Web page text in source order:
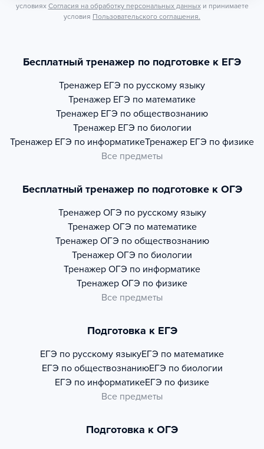
условиях Согласия на обработку персональных данных и принимаете
условия Пользовательского соглашения.
Бесплатный тренажер по подготовке к ЕГЭ
Тренажер ЕГЭ по русскому языку
Тренажер ЕГЭ по математике
Тренажер ЕГЭ по обществознанию
Тренажер ЕГЭ по биологии
Тренажер ЕГЭ по информатикеТренажер ЕГЭ по физике
Все предметы
Бесплатный тренажер по подготовке к ОГЭ
Тренажер ОГЭ по русскому языку
Тренажер ОГЭ по математике
Тренажер ОГЭ по обществознанию
Тренажер ОГЭ по биологии
Тренажер ОГЭ по информатике
Тренажер ОГЭ по физике
Все предметы
Подготовка к ЕГЭ
ЕГЭ по русскому языкуЕГЭ по математике
ЕГЭ по обществознаниюЕГЭ по биологии
ЕГЭ по информатикеЕГЭ по физике
Все предметы
Подготовка к ОГЭ